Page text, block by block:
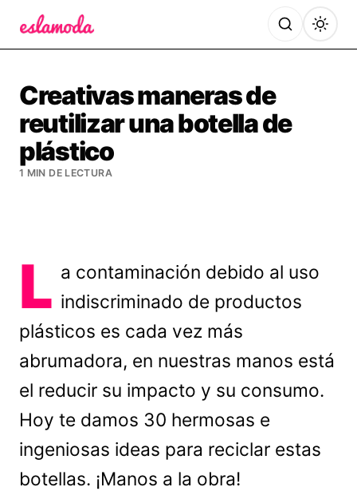
Creativas maneras de
reutilizar una botella de
plástico
1 MIN DE LECTURA
L a contaminación debido al uso
indiscriminado de productos
plásticos es cada vez más
abrumadora, en nuestras manos está
el reducir su impacto y su consumo.
Hoy te damos 30 hermosas e
ingeniosas ideas para reciclar estas
botellas. ¡Manos a la obra!